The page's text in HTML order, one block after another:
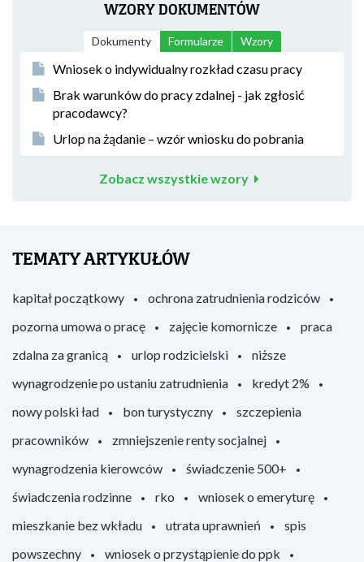
WZORY DOKUMENTÓW
Dokumenty Formularze Wzory
Wniosek o indywidualny rozkład czasu pracy
Brak warunków do pracy zdalnej - jak zgłosić
pracodawcy?
Urlop na żądanie – wzór wniosku do pobrania
Zobacz wszystkie wzory
TEMATY ARTYKUŁÓW
kapitał początkowy
ochrona zatrudnienia rodziców
pozorna umowa o pracę
zajęcie komornicze
praca
zdalna za granicą
urlop rodzicielski
niższe
wynagrodzenie po ustaniu zatrudnienia
kredyt 2%
nowy polski ład
bon turystyczny
szczepienia
pracowników
zmniejszenie renty socjalnej
wynagrodzenia kierowców
świadczenie 500+
świadczenia rodzinne
rko
wniosek o emeryturę
mieszkanie bez wkładu
utrata uprawnień
spis
powszechny
wniosek o przystąpienie do ppk